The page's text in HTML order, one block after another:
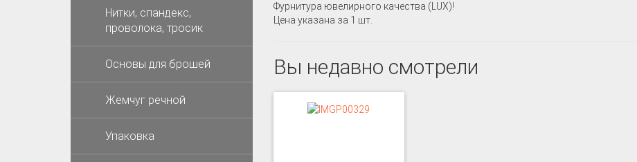
Фурнитура ювелирного качества (LUX)!
Цена указана за 1 шт.
Вы недавно смотрели
Нитки, спандекс,
проволока, тросик
Основы для брошей
Жемчуг речной
Упаковка